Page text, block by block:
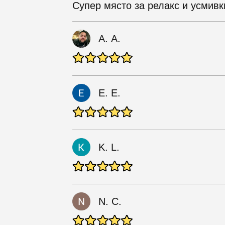
Супер място за релакс и
А. А.
E. E.
K. L.
N. C.